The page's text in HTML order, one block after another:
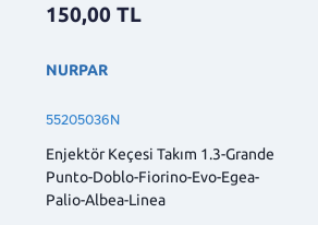
150,00 TL
NURPAR
55205036N
Enjektör Keçesi Takım 1.3-Grande
Punto-Doblo-Fiorino-Evo-Egea-
Palio-Albea-Linea